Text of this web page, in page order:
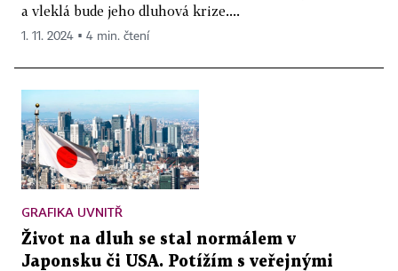
a vleklá bude jeho dluhová krize....
1. 11. 2024 ▪ 4 min. čtení
GRAFIKA UVNITŘ
Život na dluh se stal normálem v
Japonsku či USA. Potížím s veřejnými